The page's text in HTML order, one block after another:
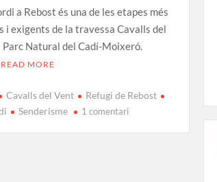
a Rebost és una de les etapes més
i exigents de la travessa Cavalls del
Parc Natural del Cadí-Moixeró.
READ MORE
Cavalls del Vent
Refugi de Rebost
Senderisme 1 comentaria